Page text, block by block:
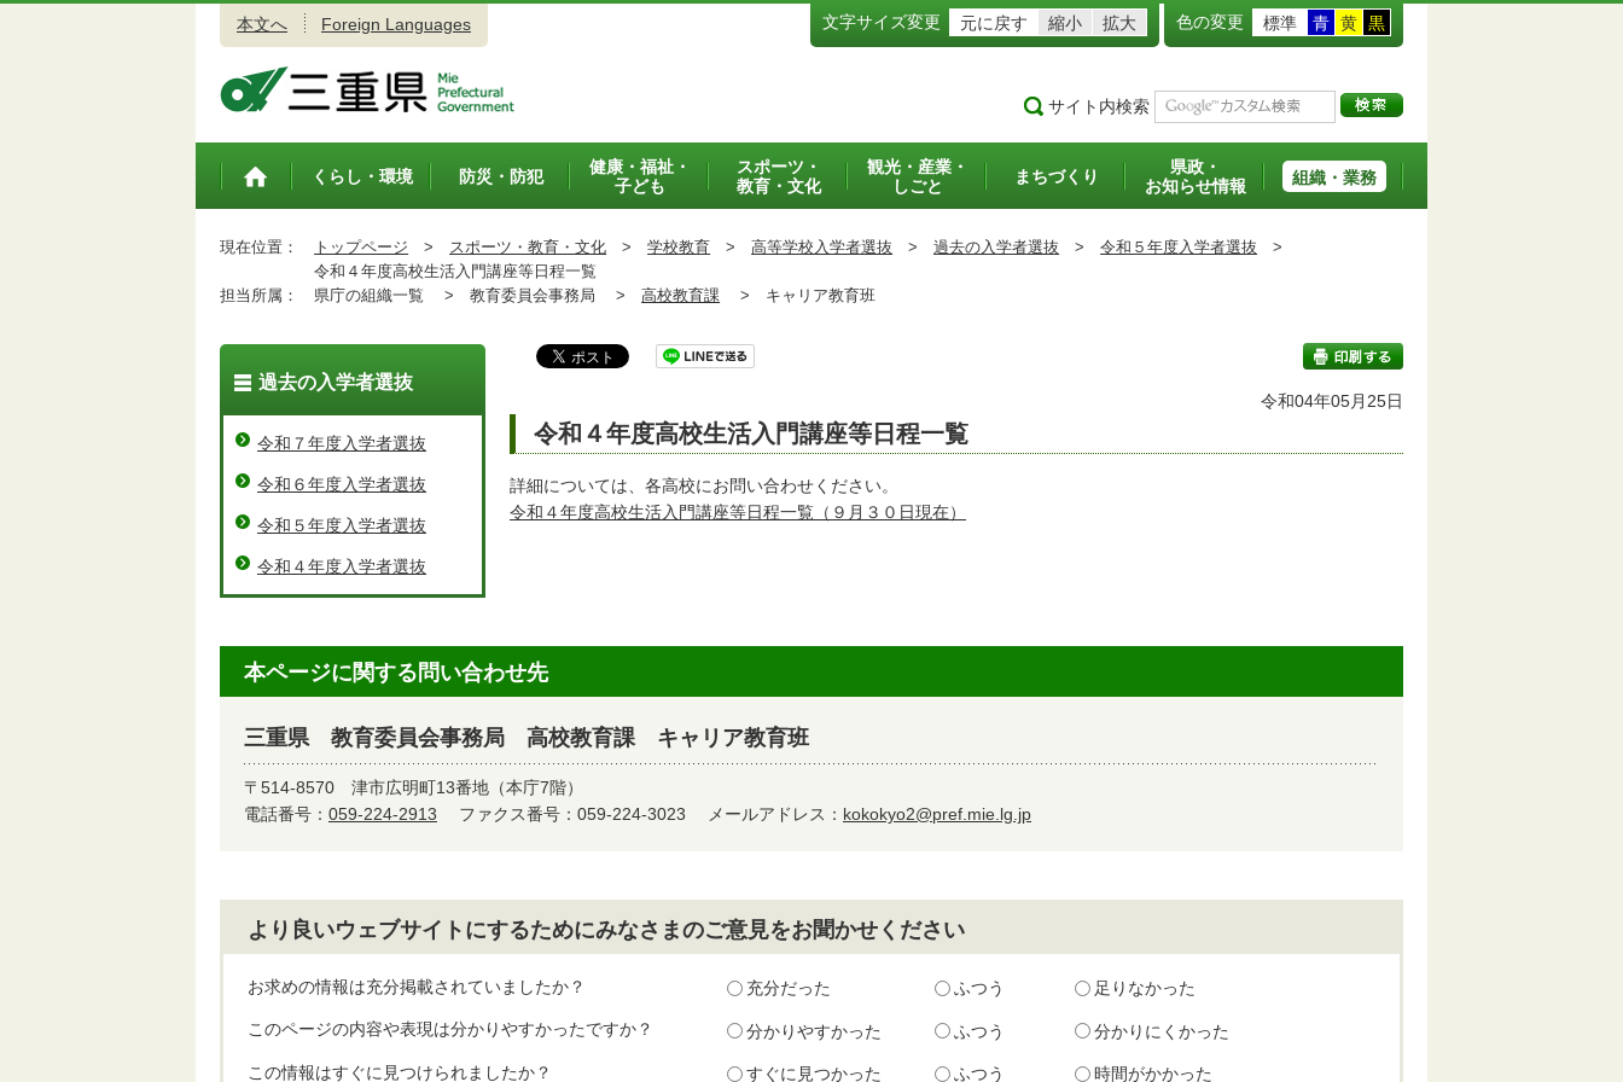
本文へ Foreign Languages 文字サイズ変更 元に戻す 縮小 拡大 色の変更 標準 青 黄 黒
サイト内検索
トップペ
くらし・環境 防災・防犯
健康・福祉・
子ども
スポーツ・
教育・文化
観光・産業・
しごと
まちづくり
県政・
お知らせ情報
組織・業務
現在位置： トップページ > スポーツ・教育・文化 > 学校教育 > 高等学校入学者選抜 > 過去の入学者選抜 > 令和５年度入学者選抜 >
令和４年度高校生活入門講座等日程一覧
担当所属：
県庁の組織一覧 > 教育委員会事務局 > 高校教育課 > キャリア教育班
印刷する
令和04年05月25日
令和４年度高校生活入門講座等日程一覧
詳細については、各高校にお問い合わせください。
令和４年度高校生活入門講座等日程一覧（９月３０日現在）
過去の入学者選抜
令和７年度入学者選抜
令和６年度入学者選抜
令和５年度入学者選抜
令和４年度入学者選抜
本ページに関する問い合わせ先
三重県 教育委員会事務局 高校教育課 キャリア教育班
〒514-8570 津市広明町13番地（本庁7階）
電話番号： 059-224-2913 ファクス番号：059-224-3023 メールアドレス： kokokyo2@pref.mie.lg.jp
より良いウェブサイトにするためにみなさまのご意見をお聞かせください
お求めの情報は充分掲載されていましたか？ 充分だった ふつう 足りなかった
このページの内容や表現は分かりやすかったですか？ 分かりやすかった ふつう 分かりにくかった
この情報はすぐに見つけられましたか？ すぐに見つかった ふつう 時間がかかった